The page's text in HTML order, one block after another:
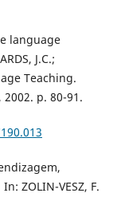
language
J.C.;
Teaching.
p. 80-91.
ZOLIN-VESZ, F.